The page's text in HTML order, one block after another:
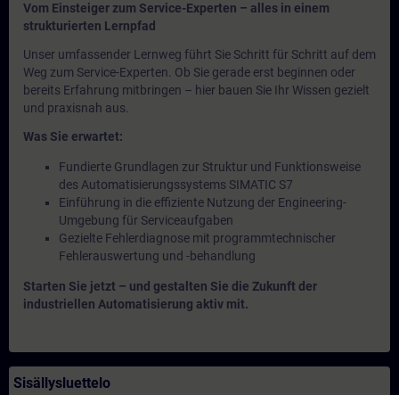
Vom Einsteiger zum Service-Experten – alles in einem
strukturierten Lernpfad
Unser umfassender Lernweg führt Sie Schritt für Schritt auf dem
Weg zum Service-Experten. Ob Sie gerade erst beginnen oder
bereits Erfahrung mitbringen – hier bauen Sie Ihr Wissen gezielt
und praxisnah aus.
Was Sie erwartet:
Fundierte Grundlagen zur Struktur und Funktionsweise
des Automatisierungssystems SIMATIC S7
Einführung in die effiziente Nutzung der Engineering-
Umgebung für Serviceaufgaben
Gezielte Fehlerdiagnose mit programmtechnischer
Fehlerauswertung und -behandlung
Starten Sie jetzt – und gestalten Sie die Zukunft der
industriellen Automatisierung aktiv mit.
Sisällysluettelo